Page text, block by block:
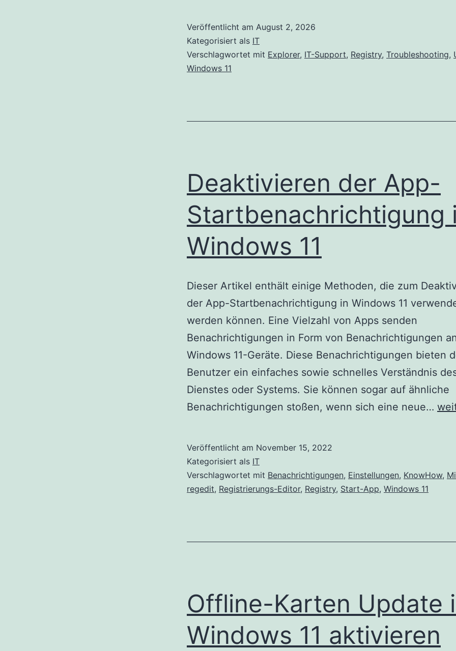
Veröffentlicht am August 2, 2026
Kategorisiert als IT
Verschlagwortet mit Explorer, IT-Support, Registry, Troubleshooting,
Windows 11
Deaktivieren der App-
Startbenachrichtigung
Windows 11
Dieser Artikel enthält einige Methoden, die zum
der App-Startbenachrichtigung in Windows 11
werden können. Eine Vielzahl von Apps senden
Benachrichtigungen in Form von Benachrichtigungen
Windows 11-Geräte. Diese Benachrichtigungen bieten
Benutzer ein einfaches sowie schnelles Verständnis
Dienstes oder Systems. Sie können sogar auf ähnliche
Benachrichtigungen stoßen, wenn sich eine neue…
in
Veröffentlicht am November 15, 2022
Kategorisiert als IT
Verschlagwortet mit Benachrichtigungen, Einstellungen, KnowHow,
regedit, Registrierungs-Editor, Registry, Start-App, Windows 11
Offline-Karten Update
Windows 11 aktivieren